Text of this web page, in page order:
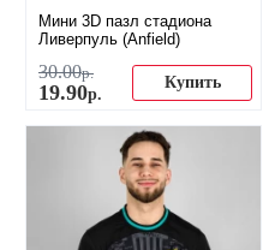
Мини 3D пазл стадиона
Ливерпуль (Anfield)
30.00р.
19.90р.
Купить